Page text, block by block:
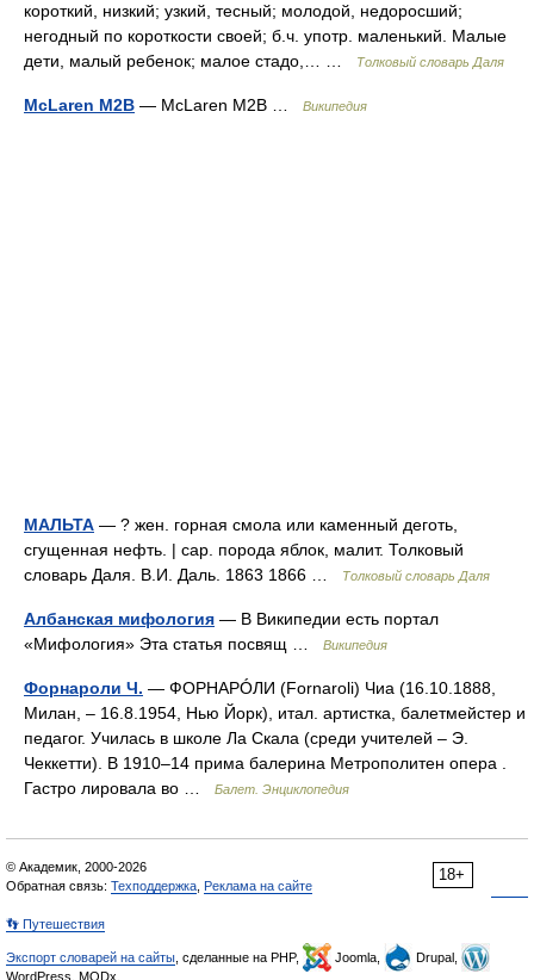
короткий, низкий; узкий, тесный; молодой, недоросший;
негодный по короткости своей; б.ч. употр. маленький. Малые
дети, малый ребенок; малое стадо,… …
Толковый словарь Даля
McLaren M2B — McLaren M2B … Википедия
МАЛЬТА — ? жен. горная смола или каменный деготь,
сгущенная нефть. | сар. порода яблок, малит. Толковый
словарь Даля. В.И. Даль. 1863 1866 …
Толковый словарь Даля
Албанская мифология — В Википедии есть портал
«Мифология» Эта статья посвящ …
Википедия
Форнароли Ч. — ФОРНАРÓЛИ (Fornaroli) Чиа (16.10.1888,
Милан, – 16.8.1954, Нью Йорк), итал. артистка, балетмейстер и
педагог. Училась в школе Ла Скала (среди учителей – Э.
Чеккетти). В 1910–14 прима балерина Метрополитен опера .
Гастро лировала во …
Балет. Энциклопедия
18+
© Академик, 2000-2026
Обратная связь: Техподдержка Реклама на сайте
👣 Путешествия
Экспорт словарей на сайты , сделанные на PHP, Joomla,
Drupal,
WordPress, MODx.